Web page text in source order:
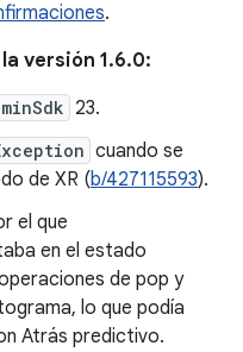
.
versión 1.6.0:
minSdk 23.
cuando se
de XR (b/427115593).
el que
en el estado
de pop y
lo que podía
Atrás predictivo.